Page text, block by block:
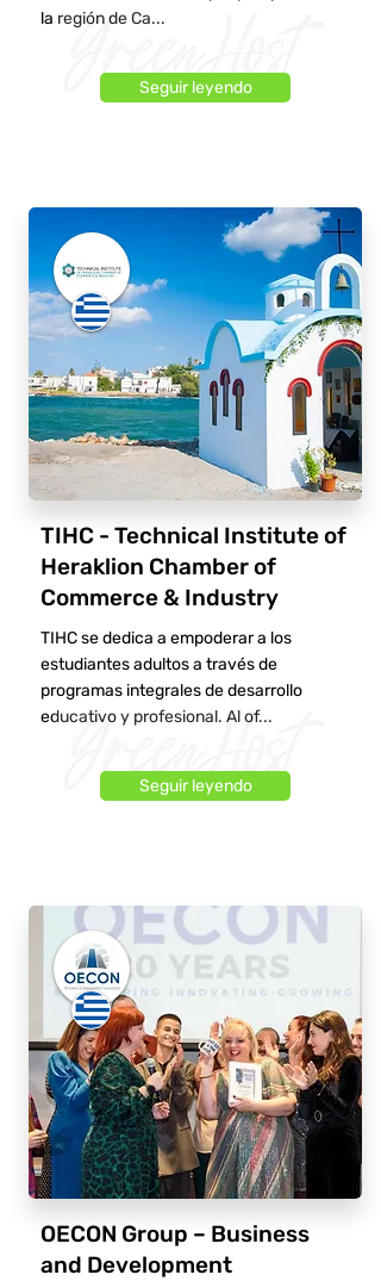
la región de Ca...
Seguir leyendo
TIHC - Technical Institute of
Heraklion Chamber of
Commerce & Industry
TIHC se dedica a empoderar a los
estudiantes adultos a través de
programas integrales de desarrollo
educativo y profesional. Al of...
Seguir leyendo
OECON Group – Business
and Development